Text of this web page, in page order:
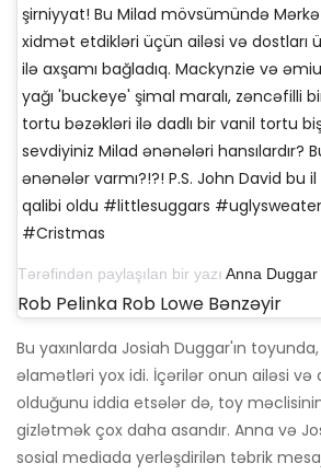
şirniyyat! Bu Milad mövsümündə
xidmət etdikləri üçün ailəsi və dostları
ilə axşamı bağladıq. Mackynzie və
yağı 'buckeye' şimal maralı, zəncəfilli
tortu bəzəkləri ilə dadlı bir vanil tortu
sevdiyiniz Milad ənənələri hansılardır?
ənənələr varmı?!?! P.S. John David bu
qalibi oldu #littlesuggars
#Cristmas
Tərəfindən paylaşılan bir yazı Anna Duggar
Rob Pelinka Rob Lowe Bənzəyir
Bu yaxınlarda Josiah Duggar'ın
əlamətləri yox idi. İçərilər onun ailəsi və
olduğunu iddia etsələr də, toy
gizlətmək çox daha asandır. Anna və
sosial mediada yerləşdirilən təbrik